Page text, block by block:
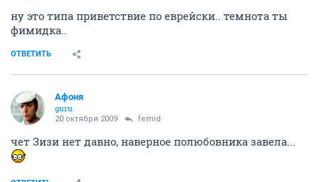
ну это типа приветствие по еврейски.. темнота ты
фимидка..
ОТВЕТИТЬ
Aфоня
guru
20 октября 2009 femid
чет Зизи нет давно, наверное полюбовника завела...